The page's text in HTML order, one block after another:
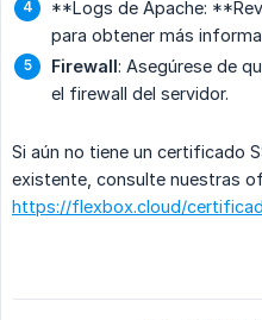
**Logs de Apache:
para obtener más
Firewall: Asegúrese de
el firewall del servidor.
Si aún no tiene un certificado
existente, consulte nuestras
https://flexbox.cloud/